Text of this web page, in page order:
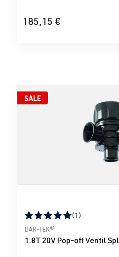
185,15 €
SALE
Durchschnittliche
(1)
BAR-TEK®
1.8T 20V Pop-off Ventil